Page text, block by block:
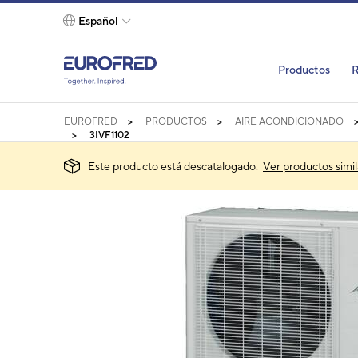
text.skipToContent
text.skipToNavigation
Español
Productos
EUROFRED PRODUCTOS
AIRE ACONDICIONADO
3IVF1102
Este producto está descatalogado. Ver productos